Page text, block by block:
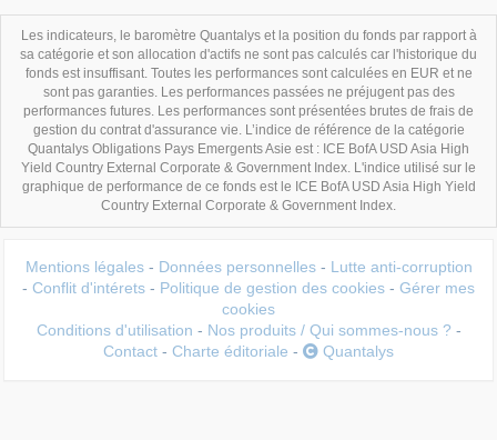
Les indicateurs, le baromètre Quantalys et la position du fonds par rapport à
sa catégorie et son allocation d'actifs ne sont pas calculés car l'historique du
fonds est insuffisant. Toutes les performances sont calculées en EUR et ne
sont pas garanties. Les performances passées ne préjugent pas des
performances futures. Les performances sont présentées brutes de frais de
gestion du contrat d'assurance vie. L’indice de référence de la catégorie
Quantalys Obligations Pays Emergents Asie est : ICE BofA USD Asia High
Yield Country External Corporate & Government Index. L'indice utilisé sur le
graphique de performance de ce fonds est le ICE BofA USD Asia High Yield
Country External Corporate & Government Index.
Mentions légales - Données personnelles - Lutte anti-corruption
- Conflit d'intérets - Politique de gestion des cookies - Gérer mes
cookies
Conditions d'utilisation - Nos produits / Qui sommes-nous ? -
Contact - Charte éditoriale - Quantalys